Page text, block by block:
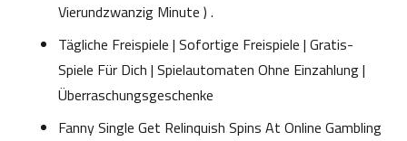
Vierundzwanzig Minute ) .
Tägliche Freispiele | Sofortige Freispiele | Gratis-
Spiele Für Dich | Spielautomaten Ohne Einzahlung |
Überraschungsgeschenke
Fanny Single Get Relinquish Spins At Online Gambling